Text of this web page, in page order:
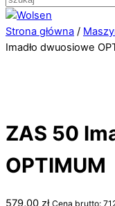
Strona główna /
Imadło dwuosiowe
ZAS 50
OPTIMUM
579,00 zł Cena brutto: